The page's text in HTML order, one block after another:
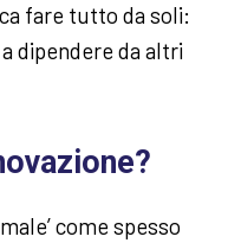
fare tutto da soli:
dipendere da altri
come spesso